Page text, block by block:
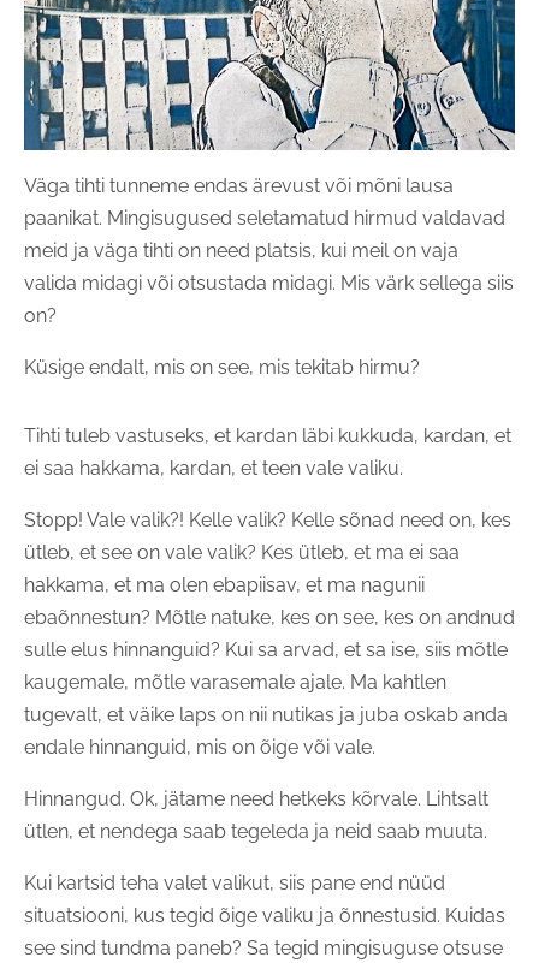
Väga tihti tunneme endas ärevust või mõni lausa
paanikat. Mingisugused seletamatud hirmud valdavad
meid ja väga tihti on need platsis, kui meil on vaja
valida midagi või otsustada midagi. Mis värk sellega siis
on?
Küsige endalt, mis on see, mis tekitab hirmu?
Tihti tuleb vastuseks, et kardan läbi kukkuda, kardan, et
ei saa hakkama, kardan, et teen vale valiku.
Stopp! Vale valik?! Kelle valik? Kelle sõnad need on, kes
ütleb, et see on vale valik? Kes ütleb, et ma ei saa
hakkama, et ma olen ebapiisav, et ma nagunii
ebaõnnestun? Mõtle natuke, kes on see, kes on andnud
sulle elus hinnanguid? Kui sa arvad, et sa ise, siis mõtle
kaugemale, mõtle varasemale ajale. Ma kahtlen
tugevalt, et väike laps on nii nutikas ja juba oskab anda
endale hinnanguid, mis on õige või vale.
Hinnangud. Ok, jätame need hetkeks kõrvale. Lihtsalt
ütlen, et nendega saab tegeleda ja neid saab muuta.
Kui kartsid teha valet valikut, siis pane end nüüd
situatsiooni, kus tegid õige valiku ja õnnestusid. Kuidas
see sind tundma paneb? Sa tegid mingisuguse otsuse